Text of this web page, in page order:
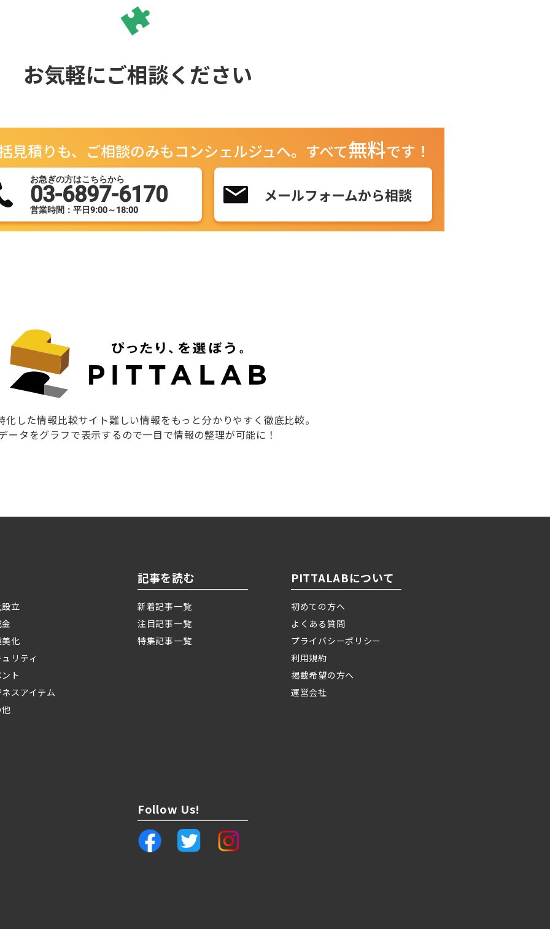
お気軽にご相談ください
見積りも、ご相談のみもコンシェルジュへ。 すべて無料です！
お急ぎの方はこちらから
03-6897-6170
営業時間：平日9:00～18:00
メールフォームから相談
した情報比較サイト難しい情報をもっと分かりやすく徹底比較。
ータをグラフで表示するので一目で情報の整理が可能に！
立
化
リティ
ト
スアイテム
記事を読む
新着記事一覧
注目記事一覧
特集記事一覧
PITTALABについて
初めての方へ
よくある質問
プライバシーポリシー
利用規約
掲載希望の方へ
運営会社
Follow Us!